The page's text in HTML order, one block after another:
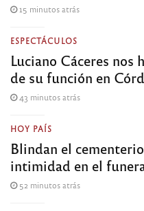
15 minutos atrás
ESPECTÁCULOS
Luciano Cáceres nos
de su función en
43 minutos atrás
HOY PAÍS
Blindan el
intimidad en el
52 minutos atrás